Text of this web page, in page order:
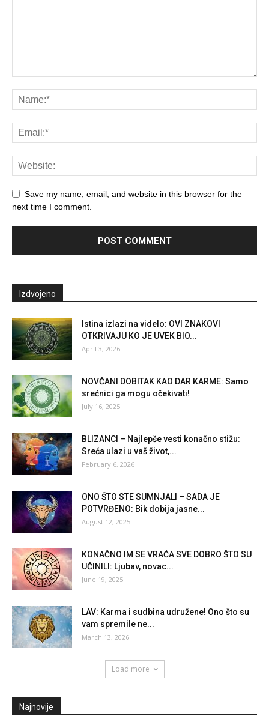
Save my name, email, and website in this browser for the
next time I comment.
Izdvojeno
Istina izlazi na videlo: OVI ZNAKOVI
OTKRIVAJU KO JE UVEK BIO...
April 3, 2026
NOVČANI DOBITAK KAO DAR KARME: Samo
srećnici ga mogu očekivati!
July 16, 2025
BLIZANCI – Najlepše vesti konačno stižu:
Sreća ulazi u vaš život,...
February 6, 2026
ONO ŠTO STE SUMNJALI – SADA JE
POTVRĐENO: Bik dobija jasne...
August 12, 2025
KONAČNO IM SE VRAĆA SVE DOBRO ŠTO SU
UČINILI: Ljubav, novac...
June 19, 2025
LAV: Karma i sudbina udružene! Ono što su
vam spremile ne...
March 13, 2026
Load more
Najnovije